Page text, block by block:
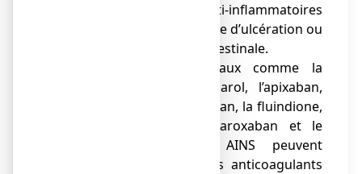
simultanée avec ces anti-inflammatoires
peut augmenter le risque d’ulcération ou
d’hémorragie gastro-intestinale.
● Anticoagulants oraux comme la
warfarine, l’acénocoumarol, l’apixaban,
l’argatroban, le dabigatran, la fluindione,
la phénindione, le rivaroxaban et le
tioclomarol car les AINS peuvent
renforcer les effets des anticoagulants